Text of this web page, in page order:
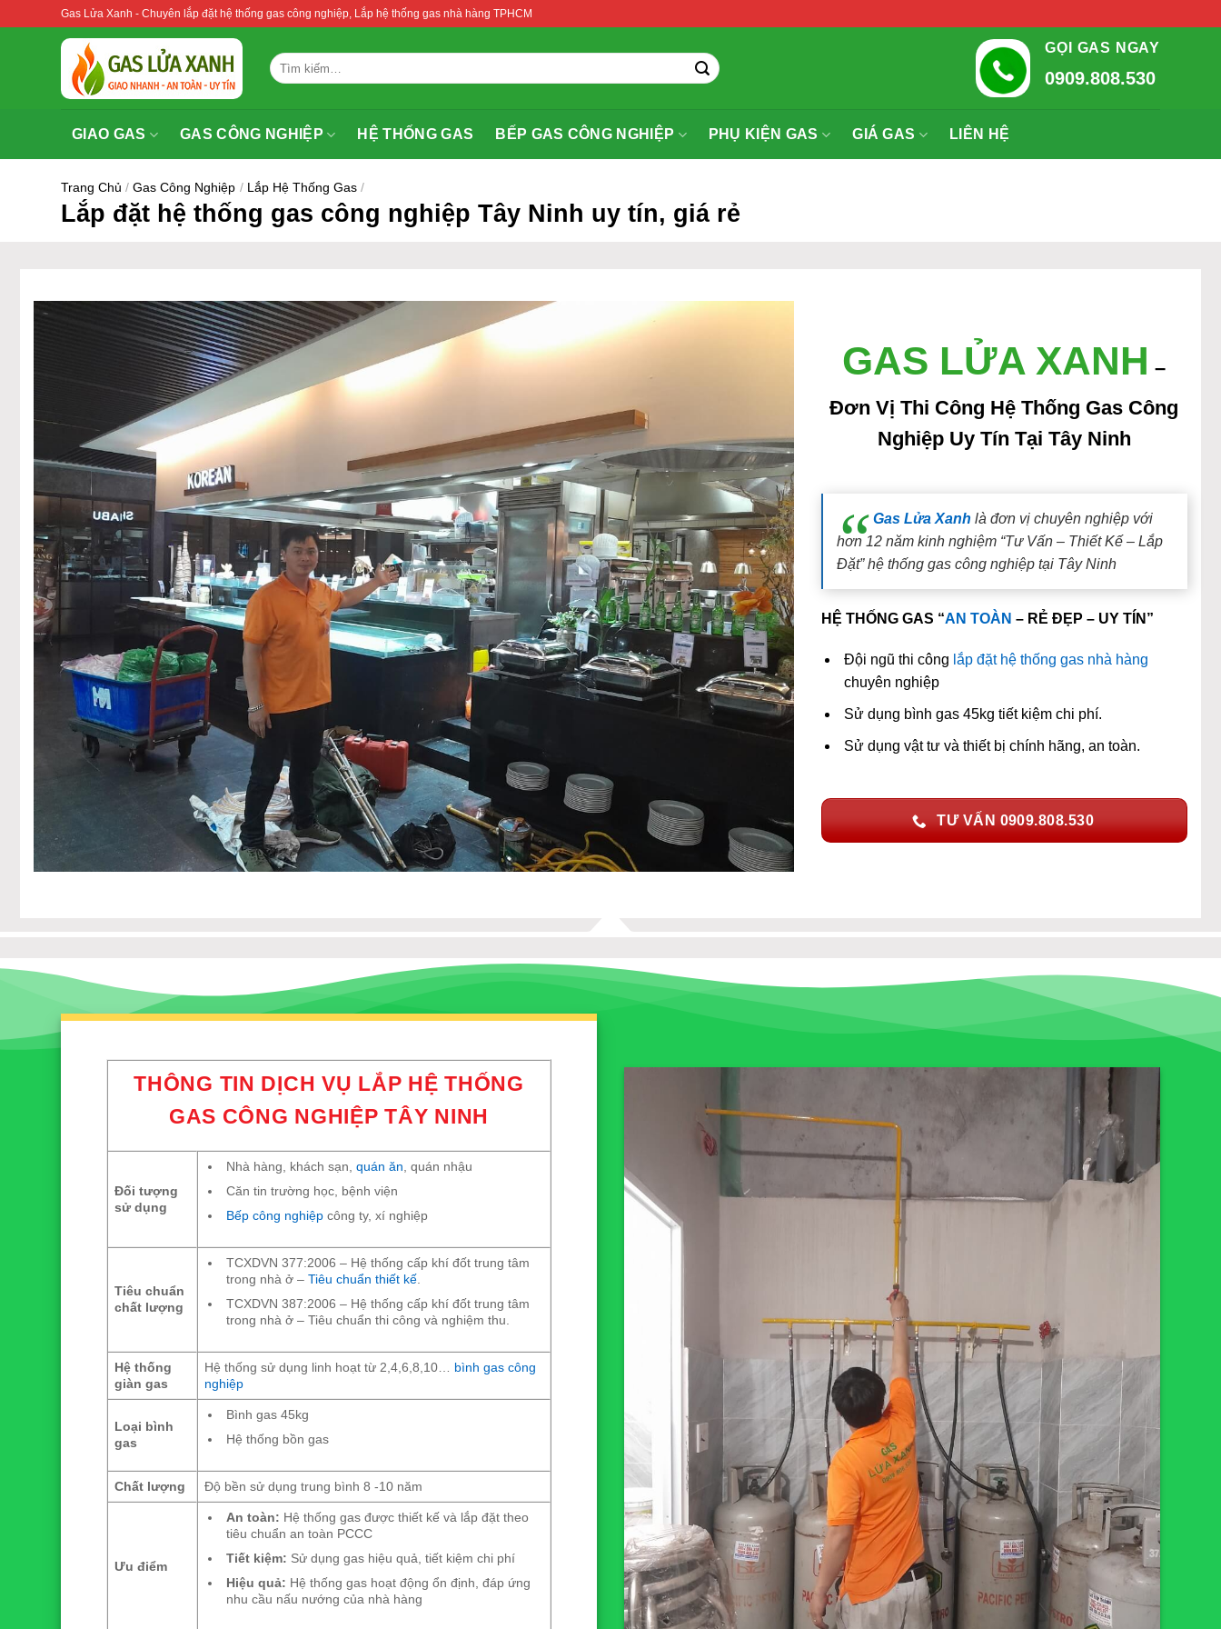
Gas Lửa Xanh - Chuyên lắp đặt hệ thống gas công nghiệp, Lắp hệ thống gas nhà hàng TPHCM
Tìm
kiếm:
GỌI GAS NGAY
0909.808.530
GIAO GAS GAS CÔNG NGHIỆP HỆ THỐNG GAS BẾP GAS CÔNG NGHIỆP PHỤ KIỆN GAS GIÁ GAS LIÊN HỆ
Trang Chủ / Gas Công Nghiệp / Lắp Hệ Thống Gas /
Lắp đặt hệ thống gas công nghiệp Tây Ninh uy tín, giá rẻ
GAS LỬA XANH –
Đơn Vị Thi Công Hệ Thống Gas Công
Nghiệp Uy Tín Tại Tây Ninh
Gas Lửa Xanh là đơn vị chuyên nghiệp với
hơn 12 năm kinh nghiệm “Tư Vấn – Thiết Kế – Lắp
Đặt” hệ thống gas công nghiệp tại Tây Ninh
HỆ THỐNG GAS “AN TOÀN – RẺ ĐẸP – UY TÍN”
Đội ngũ thi công lắp đặt hệ thống gas nhà hàng
chuyên nghiệp
Sử dụng bình gas 45kg tiết kiệm chi phí.
Sử dụng vật tư và thiết bị chính hãng, an toàn.
TƯ VẤN 0909.808.530
THÔNG TIN DỊCH VỤ LẮP HỆ THỐNG
GAS CÔNG NGHIỆP TÂY NINH
Đối tượng
sử dụng
Nhà hàng, khách sạn, quán ăn, quán nhậu
Căn tin trường học, bệnh viện
Bếp công nghiệpcông ty, xí nghiệp
Tiêu chuẩn
chất lượng
TCXDVN 377:2006 – Hệ thống cấp khí đốt trung tâm
trong nhà ở – Tiêu chuẩn thiết kế.
TCXDVN 387:2006 – Hệ thống cấp khí đốt trung tâm
trong nhà ở – Tiêu chuẩn thi công và nghiệm thu.
Hệ thống
giàn gas
Hệ thống sử dụng linh hoạt từ 2,4,6,8,10… bình gas công
nghiệp
Loại bình
gas
Bình gas 45kg
Hệ thống bồn gas
Chất lượng Độ bền sử dụng trung bình 8 -10 năm
Ưu điểm
An toàn: Hệ thống gas được thiết kế và lắp đặt theo
tiêu chuẩn an toàn PCCC
Tiết kiệm: Sử dụng gas hiệu quả, tiết kiệm chi phí
Hiệu quả: Hệ thống gas hoạt động ổn định, đáp ứng
nhu cầu nấu nướng của nhà hàng